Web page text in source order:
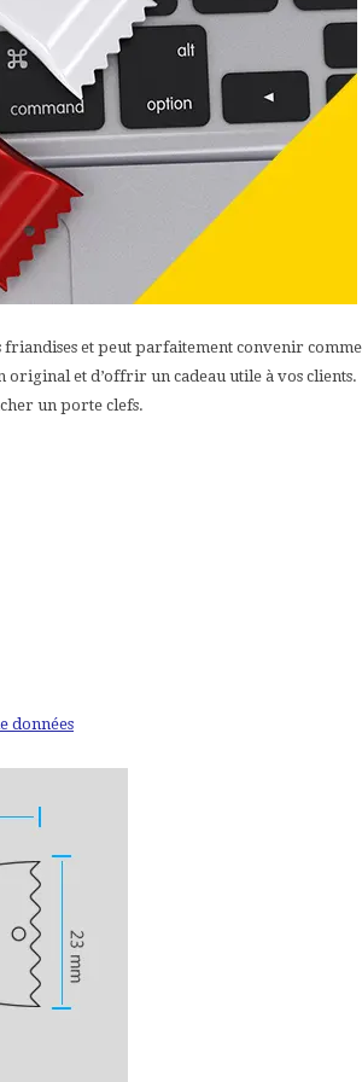
et peut parfaitement convenir comme
et d’offrir un cadeau utile à vos clients.
un porte clefs.
données